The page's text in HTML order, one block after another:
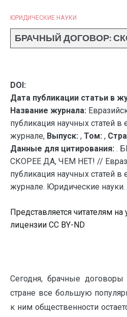
ЮРИДИЧЕСКИЕ НАУКИ
БРАЧНЫЙ ДОГОВОР:
DOI:
Дата публикации статьи в
Название журнала:
публикация научных статей
журнале, Выпуск: , Том: ,
Данные для цитирования: .
СКОРЕЕ ДА, ЧЕМ НЕТ! //
публикация научных статей
журнале. Юридические науки.
Представляется читателям
лицензии CC BY-ND
Сегодня, брачные
стране все большую
к ним общественности